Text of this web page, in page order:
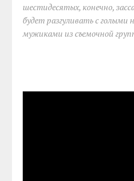
шестидесятых, конечно,
будет разгуливать с
мужиками из съемочной